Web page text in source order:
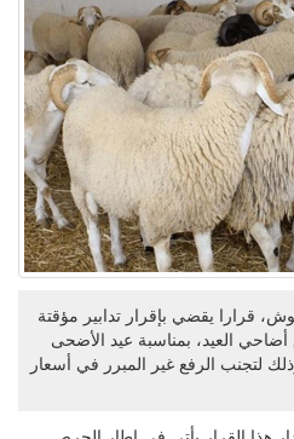
قرارا يقضي بإقرار تدابير مؤقتة
العيد، بمناسبة عيد الأضحى
لعام 1447 هـ/ 2026، وذلك لتجنب الرفع غير المبرر في أسعار